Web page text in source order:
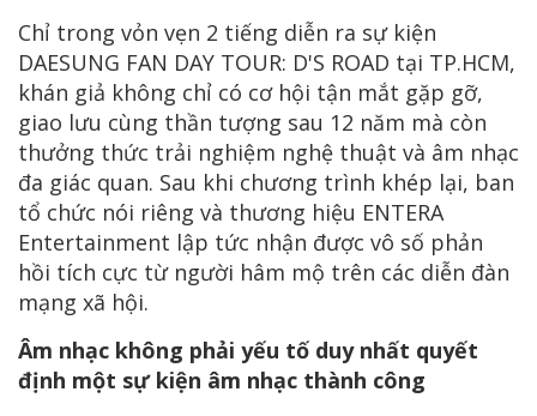
Chỉ trong vỏn vẹn 2 tiếng diễn ra sự kiện
DAESUNG FAN DAY TOUR: D'S ROAD tại TP.HCM,
khán giả không chỉ có cơ hội tận mắt gặp gỡ,
giao lưu cùng thần tượng sau 12 năm mà còn
thưởng thức trải nghiệm nghệ thuật và âm nhạc
đa giác quan. Sau khi chương trình khép lại, ban
tổ chức nói riêng và thương hiệu ENTERA
Entertainment lập tức nhận được vô số phản
hồi tích cực từ người hâm mộ trên các diễn đàn
mạng xã hội.
Âm nhạc không phải yếu tố duy nhất quyết
định một sự kiện âm nhạc thành công